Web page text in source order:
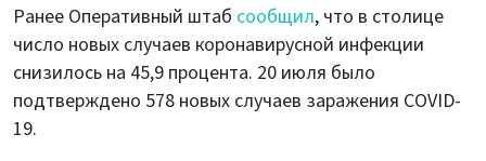
Ранее Оперативный штаб сообщил, что в столице
число новых случаев коронавирусной инфекции
снизилось на 45,9 процента. 20 июля было
подтверждено 578 новых случаев заражения COVID-
19.